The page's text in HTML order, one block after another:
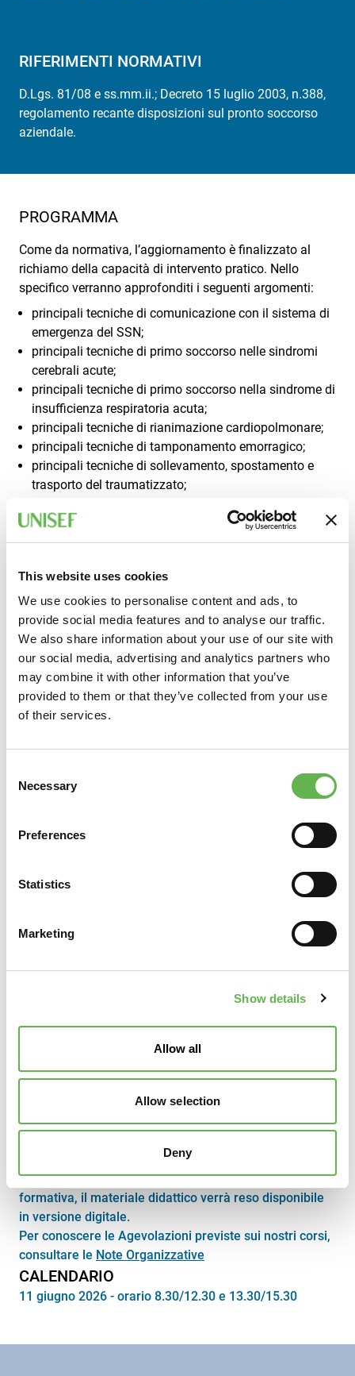
This website uses cookies
We use cookies to personalise content and ads, to
provide social media features and to analyse our traffic.
We also share information about your use of our site with
our social media, advertising and analytics partners who
may combine it with other information that you’ve
provided to them or that they’ve collected from your use
of their services.
Selection
Necessary
Preferences
Statistics
Marketing
Show details
Allow all
Allow selection
Deny
RIFERIMENTI NORMATIVI
D.Lgs. 81/08 e ss.mm.ii.; Decreto 15 luglio 2003, n.388,
regolamento recante disposizioni sul pronto soccorso
aziendale.
PROGRAMMA
Come da normativa, l’aggiornamento è finalizzato al
richiamo della capacità di intervento pratico. Nello
specifico verranno approfonditi i seguenti argomenti:
principali tecniche di comunicazione con il sistema di
emergenza del SSN;
principali tecniche di primo soccorso nelle sindromi
cerebrali acute;
principali tecniche di primo soccorso nella sindrome di
insufficienza respiratoria acuta;
principali tecniche di rianimazione cardiopolmonare;
principali tecniche di tamponamento emorragico;
principali tecniche di sollevamento, spostamento e
trasporto del traumatizzato;
esposizione accidentale ad agenti chimici e biologici.
A CHI È RIVOLTO
Addetti al primo soccorso per aziende appartenenti al
gruppo A e che hanno già frequentato la formazione
base. Per individuare il gruppo di appartenenza
dell’azienda è necessario, sulla base del codice di tariffa
INAIL, identificare l'indice di inabilità corrispondente,
rintracciabile sul sito INAIL. Per la partecipazione al
corso è richiesta una buona conoscenza della lingua
INFORMAZIONI
Ecco tutte le info pratiche per partecipare al corso.
SEDE
Piave
6 ore
COSTO A PERSONA
110,00 Euro + IVA iscritto a Confindustria Veneto Est e
Durante lo svolgimento, o al termine dell’attività
formativa, il materiale didattico verrà reso disponibile
in versione digitale.
Per conoscere le Agevolazioni previste sui nostri corsi,
consultare le Note Organizzative
CALENDARIO
11 giugno 2026 - orario 8.30/12.30 e 13.30/15.30